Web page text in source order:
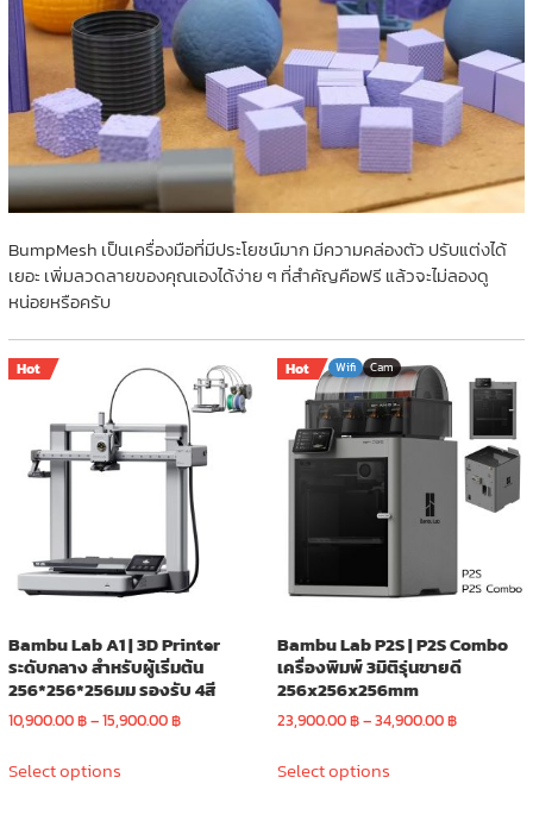
BumpMesh เป็นเครื่องมือที่มีประโยชน์มาก มีความคล่องตัว ปรับแต่งได้
เยอะ เพิ่มลวดลายของคุณเองได้ง่าย ๆ ที่สำคัญคือฟรี แล้วจะไม่ลองดู
หน่อยหรือครับ
Hot
Bambu Lab A1 | 3D Printer
ระดับกลาง สำหรับผู้เริ่มต้น
256*256*256มม รองรับ 4สี
10,900.00฿–15,900.00฿Price
Select optionsproduct
Hot Wifi Cam
Bambu Lab P2S | P2S Combo
เครื่องพิมพ์ 3มิติรุ่นขายดี
256x256x256mm
23,900.00฿–34,900.00฿Price
Select optionsproduct